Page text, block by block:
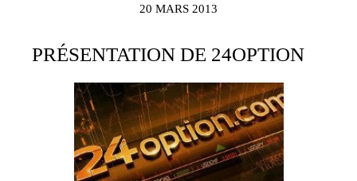
20 MARS 2013
PRÉSENTATION DE 24OPTION